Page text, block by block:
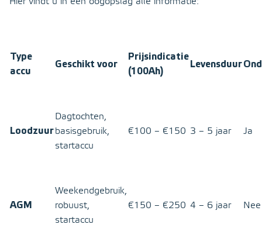
Type
accu
Geschikt voor
Prijsindicatie
(100Ah)
Levensduur
Loodzuur
Dagtochten,
basisgebruik,
startaccu
€100 – €150 3 – 5 jaar Ja
AGM
Weekendgebruik,
robuust,
startaccu
€150 – €250 4 – 6 jaar Nee